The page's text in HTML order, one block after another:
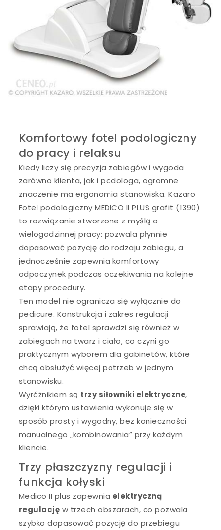
Komfortowy fotel podologiczny
do pracy i relaksu
Kiedy liczy się precyzja zabiegów i wygoda
zarówno klienta, jak i podologa, ogromne
znaczenie ma ergonomia stanowiska. Kazaro
Fotel podologiczny MEDICO II PLUS grafit (1390)
to rozwiązanie stworzone z myślą o
wielogodzinnej pracy: pozwala płynnie
dopasować pozycję do rodzaju zabiegu, a
jednocześnie zapewnia komfortowy
odpoczynek podczas oczekiwania na kolejne
etapy procedury.
Ten model nie ogranicza się wyłącznie do
pedicure. Konstrukcja i zakres regulacji
sprawiają, że fotel sprawdzi się również w
zabiegach na twarz i ciało, co czyni go
praktycznym wyborem dla gabinetów, które
chcą obsłużyć więcej potrzeb w jednym
stanowisku.
Wyróżnikiem są trzy siłowniki elektryczne,
dzięki którym ustawienia wykonuje się w
sposób prosty i wygodny, bez konieczności
manualnego „kombinowania” przy każdym
kliencie.
Trzy płaszczyzny regulacji i
funkcja kołyski
Medico II plus zapewnia elektryczną
regulację w trzech obszarach, co pozwala
szybko dopasować pozycję do przebiegu